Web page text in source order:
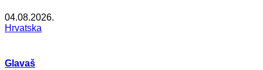
04.08.2026.
Hrvatska
Glavaš